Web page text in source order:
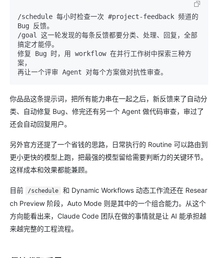
/schedule 每小时检查一次 #project-feedback 频道的
Bug 反馈。
/goal 这一轮发现的每条反馈都要分类、处理、回复，全部
搞定才能停。
修复 Bug 时，用 workflow 在并行工作树中探索三种方
案，
你品品这条提示词，把所有能力串在一起之后，新反馈来了自动分
类、自动修复 Bug、修完还有另一个 Agent 做代码审查，审过了
还会自动回复用户。
另外官方还提了一个省钱的思路，日常执行的 Routine 可以路由到
更小更快的模型上跑，把最强的模型留给需要判断力的关键环节。
这样成本和效果都能兼顾。
目前 /schedule
和 Dynamic Workflows 动态工作流还在 Resear
ch Preview 阶段，Auto Mode 则是其中的一个组合能力。从这个
方向能看出来，Claude Code 团队在做的事情就是让 AI 能承担越
来越完整的工程流程。